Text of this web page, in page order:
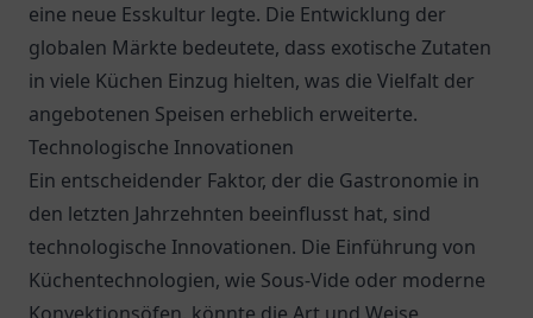
eine neue Esskultur legte. Die Entwicklung der
globalen Märkte bedeutete, dass exotische Zutaten
in viele Küchen Einzug hielten, was die Vielfalt der
angebotenen Speisen erheblich erweiterte.
Technologische Innovationen
Ein entscheidender Faktor, der die Gastronomie in
den letzten Jahrzehnten beeinflusst hat, sind
technologische Innovationen. Die Einführung von
Küchentechnologien, wie Sous-Vide oder moderne